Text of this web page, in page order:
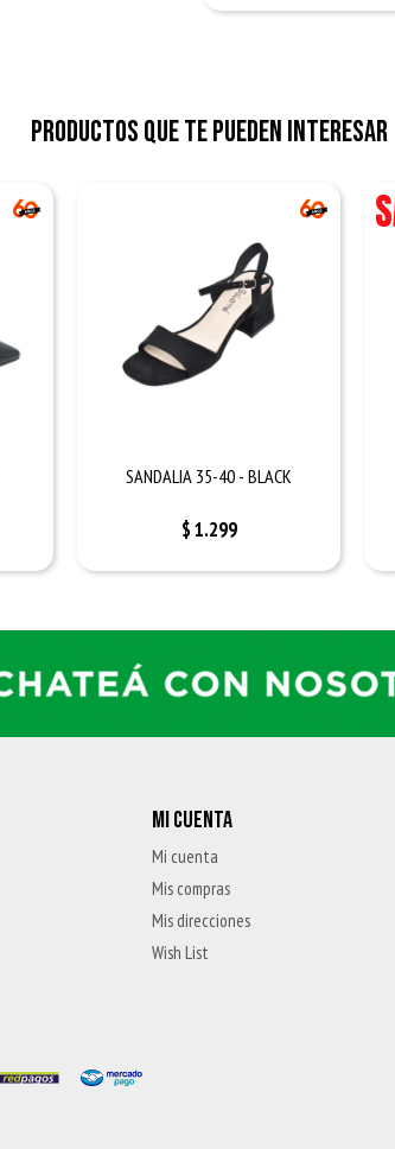
Productos que te pueden interesar
SANDALIA 35-40 - BLACK
$1.299
MI CUENTA
Mi cuenta
Mis compras
Mis direcciones
Wish List